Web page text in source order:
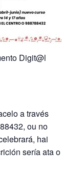
Digit@l
a través
ou no
hai
sería ata o